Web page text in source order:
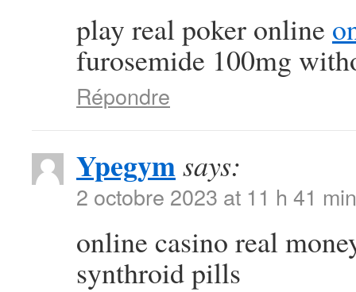
play real poker online
furosemide 100mg
Répondre
Ypegymsays:
2 octobre 2023 at 11 h 41 min
online casino real
synthroid pills